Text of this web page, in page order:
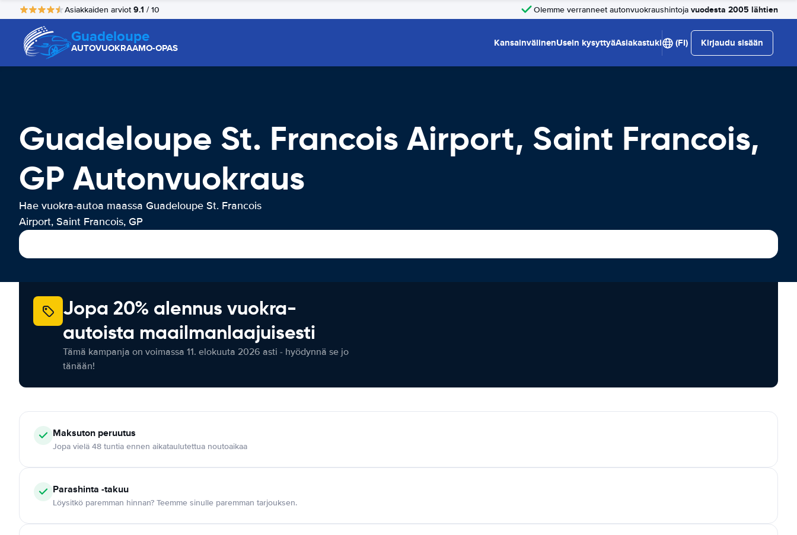
Asiakkaiden arviot 9.1 / 10 Olemme verranneet autonvuokraushintoja vuodesta 2005 lähtien
Guadeloupe
AUTOVUOKRAAMO-OPAS KansainvälinenUsein kysyttyäAsiakastuki (FI) Kirjaudu sisään
Guadeloupe St. Francois Airport, Saint Francois,
GP Autonvuokraus
Hae vuokra-autoa maassa Guadeloupe St. Francois
Airport, Saint Francois, GP
Jopa 20% alennus vuokra-
autoista maailmanlaajuisesti
Tämä kampanja on voimassa 11. elokuuta 2026 asti - hyödynnä se jo
tänään!
Maksuton peruutus
Jopa vielä 48 tuntia ennen aikataulutettua noutoaikaa
Parashinta -takuu
Löysitkö paremman hinnan? Teemme sinulle paremman tarjouksen.